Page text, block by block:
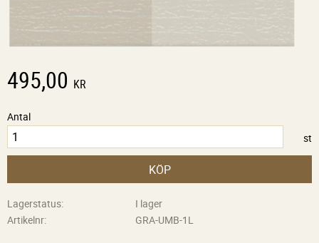
495,00 KR
Antal
st
KÖP
Lagerstatus
I lager
Artikelnr
GRA-UMB-1L